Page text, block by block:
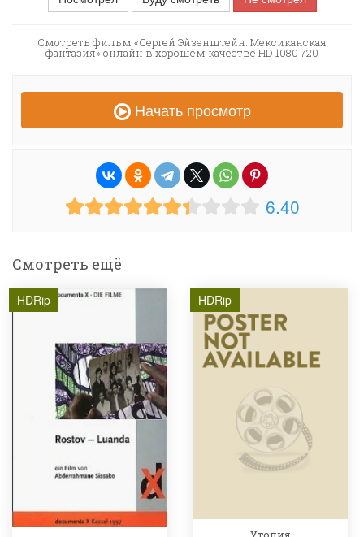
Смотреть фильм «Сергей Эйзенштейн: Мексиканская
фантазия» онлайн в хорошем качестве HD 1080 720
Начать просмотр
6.40
Смотреть ещё
HDRip HDRip